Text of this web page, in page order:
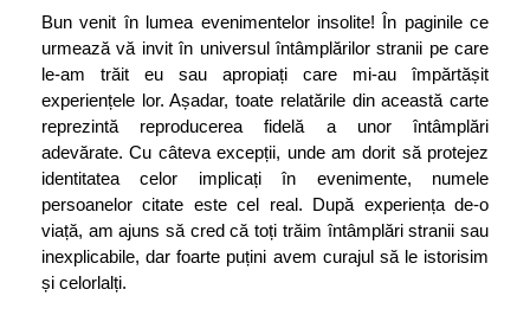
Bun venit în lumea evenimentelor insolite! În paginile ce
urmează vă invit în universul întâmplărilor stranii pe care
le-am trăit eu sau apropiați care mi-au împărtășit
experiențele lor. Așadar, toate relatările din această carte
reprezintă reproducerea fidelă a unor întâmplări
adevărate. Cu câteva excepții, unde am dorit să protejez
identitatea celor implicați în evenimente, numele
persoanelor citate este cel real. După experiența de-o
viață, am ajuns să cred că toți trăim întâmplări stranii sau
inexplicabile, dar foarte puțini avem curajul să le istorisim
și celorlalți.